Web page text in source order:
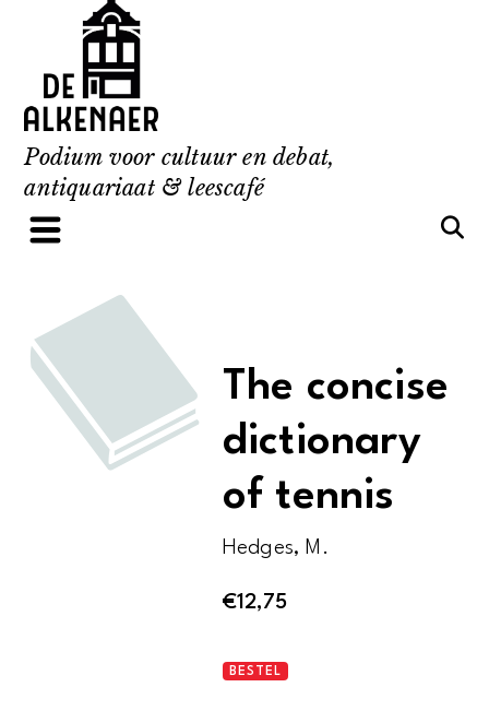
content
Podium voor cultuur en debat,
antiquariaat & leescafé
The concise
dictionary
of tennis
Hedges, M.
€12,75
The
BESTEL